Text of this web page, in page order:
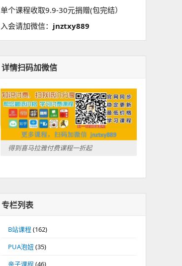
单个课程收取9.9-30元捐赠(包完结）
入会请加微信： jnztxy889
详情扫码加微信
得到喜马拉雅付费课程一折起
专栏列表
B站课程(162)
PUA泡妞 (35)